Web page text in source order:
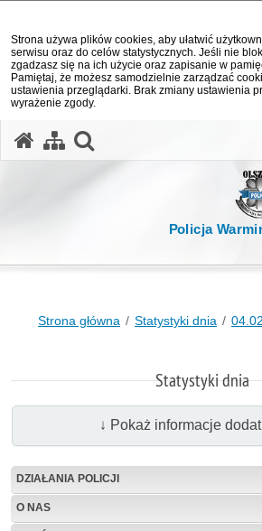
Strona używa plików cookies, aby ułatwić
serwisu oraz do celów statystycznych. Jeśli nie
zgadzasz się na ich użycie oraz zapisanie w
Pamiętaj, że możesz samodzielnie zarządzać
ustawienia przeglądarki. Brak zmiany ustawienia
wyrażenie zgody.
Policja
Strona główna Statystyki dnia
Statystyki dnia
↓ Pokaż informacje
DZIAŁANIA POLICJI
O NAS